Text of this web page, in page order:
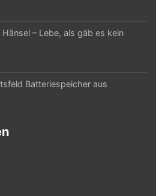
– Lebe, als gäb es kein
Batteriespeicher aus